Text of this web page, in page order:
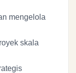
mengelola
skala